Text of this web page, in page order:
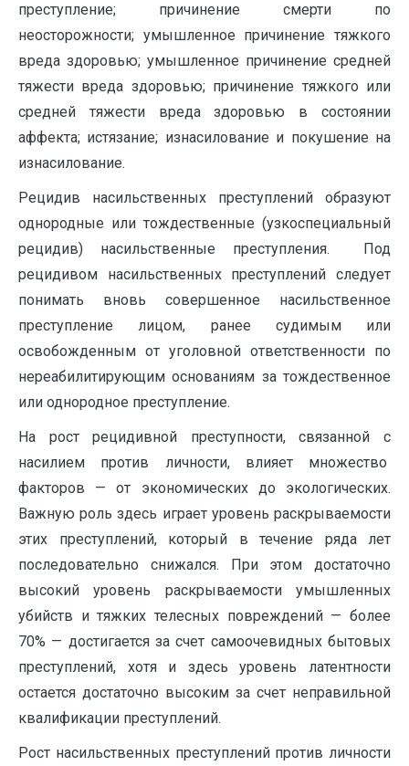
преступление; причинение смерти по
неосторожности; умышленное причинение тяжкого
вреда здоровью; умышленное причинение средней
тяжести вреда здоровью; причинение тяжкого или
средней тяжести вреда здоровью в состоянии
аффекта; истязание; изнасилование и покушение на
изнасилование.
Рецидив насильственных преступлений образуют
однородные или тождественные (узкоспециальный
рецидив) насильственные преступления. Под
рецидивом насильственных преступлений следует
понимать вновь совершенное насильственное
преступление лицом, ранее судимым или
освобожденным от уголовной ответственности по
нереабилитирующим основаниям за тождественное
или однородное преступление.
На рост рецидивной преступности, связанной с
насилием против личности, влияет множество
факторов — от экономических до экологических.
Важную роль здесь играет уровень раскрываемости
этих преступлений, который в течение ряда лет
последовательно снижался. При этом достаточно
высокий уровень раскрываемости умышленных
убийств и тяжких телесных повреждений — более
70% — достигается за счет самоочевидных бытовых
преступлений, хотя и здесь уровень латентности
остается достаточно высоким за счет неправильной
квалификации преступлений.
Рост насильственных преступлений против личности